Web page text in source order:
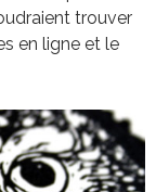
trouver
en ligne et le